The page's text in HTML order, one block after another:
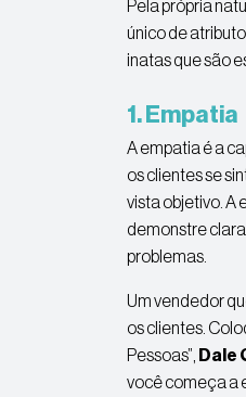
Pela própria
único de
inatas que são
1. Empatia
A empatia é a
os clientes se
vista objetivo. A
demonstre
problemas.
Um vendedor
os clientes.
Pessoas”, Dale
você começa a